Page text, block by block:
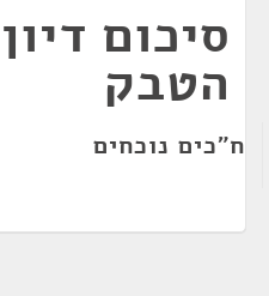
סיכום
הטבק
ח"כים נוכחים